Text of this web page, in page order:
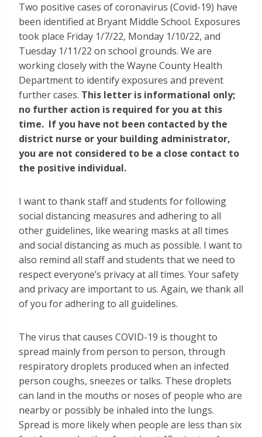
Two positive cases of coronavirus (Covid-19) have
been identified at Bryant Middle School. Exposures
took place Friday 1/7/22, Monday 1/10/22, and
Tuesday 1/11/22 on school grounds. We are
working closely with the Wayne County Health
Departmentto identify exposures and prevent
further cases. This letter is informational only;
no further action is required for you at this
time. If you have not been contacted by the
district nurse or your building administrator,
you are not considered to be a close contact to
the positive individual.
I want to thank staff and students for following
social distancing measures and adhering to all
other guidelines, like wearing masks at all times
and social distancing as much as possible. I want to
also remind all staff and students that we need to
respect everyone’s privacy at all times. Your safety
and privacy are important to us. Again, we thank all
of you for adhering to all guidelines.
The virus that causes COVID-19 is thought to
spread mainly from person to person, through
respiratory droplets produced when an infected
person coughs, sneezes or talks. These droplets
can land in the mouths or noses of people who are
nearby or possibly be inhaled into the lungs.
Spread is more likely when people are less than six